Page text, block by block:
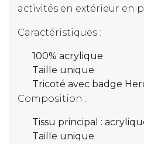
activités en extérieur en
Caractéristiques :
100% acrylique
Taille unique
Tricoté avec badge
Composition :
Tissu principal :
Taille unique